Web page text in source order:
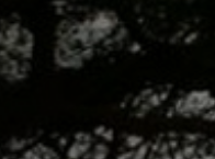
Soumissions
Publications